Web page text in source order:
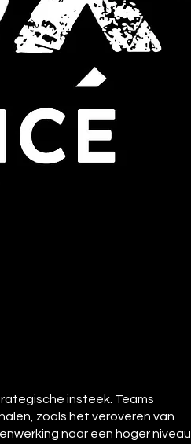
insteek. Teams
zoals het veroveren van
naar een hoger niveau.